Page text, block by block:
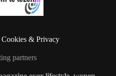
& Privacy
partners